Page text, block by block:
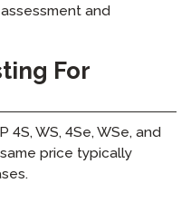
and
For
4S, WS, 4Se, WSe, and
price typically